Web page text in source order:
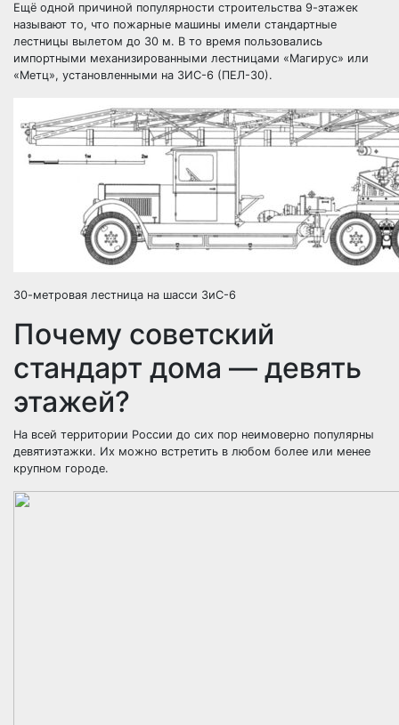
Ещё одной причиной популярности строительства 9-этажек
называют то, что пожарные машины имели стандартные
лестницы вылетом до 30 м. В то время пользовались
импортными механизированными лестницами «Магирус» или
«Метц», установленными на ЗИС-6 (ПЕЛ-30).
30-метровая лестница на шасси ЗиС-6
Почему советский
стандарт дома — девять
этажей?
На всей территории России до сих пор неимоверно популярны
девятиэтажки. Их можно встретить в любом более или менее
крупном городе.